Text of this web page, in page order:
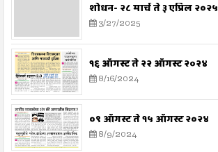
शोधन- २८ मार्च ते ३ एप्रिल २०२५
3/27/2025
१६ ऑगस्ट ते २२ ऑगस्ट २०२४
8/16/2024
०९ ऑगस्ट ते १५ ऑगस्ट २०२४
8/9/2024